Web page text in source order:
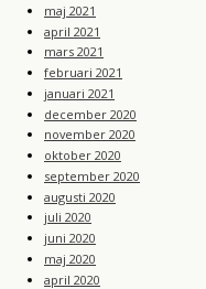
maj 2021
april 2021
mars 2021
februari 2021
januari 2021
december 2020
november 2020
oktober 2020
september 2020
augusti 2020
juli 2020
juni 2020
maj 2020
april 2020